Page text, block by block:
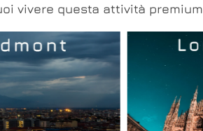
vivere questa attività premium